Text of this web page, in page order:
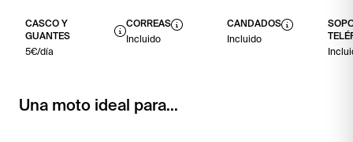
CASCO Y
GUANTES
5€/día
CORREAS
Incluido
CANDADOS
Incluido
Una moto ideal para...